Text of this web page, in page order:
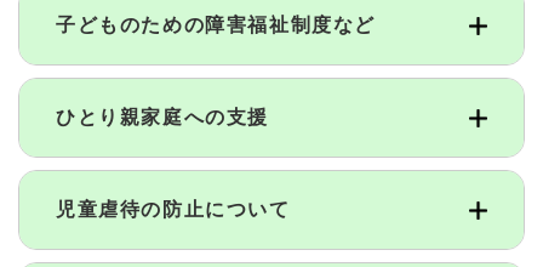
子どものための障害福祉制度など
ひとり親家庭への支援
児童虐待の防止について